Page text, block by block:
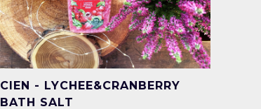
CIEN - LYCHEE&CRANBERRY
BATH SALT